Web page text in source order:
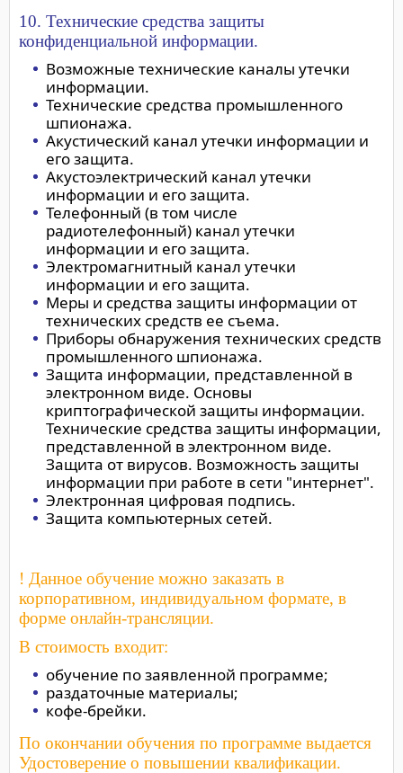
10. Технические средства защиты
конфиденциальной информации.
Возможные технические каналы утечки
информации.
Технические средства промышленного
шпионажа.
Акустический канал утечки информации и
его защита.
Акустоэлектрический канал утечки
информации и его защита.
Телефонный (в том числе
радиотелефонный) канал утечки
информации и его защита.
Электромагнитный канал утечки
информации и его защита.
Меры и средства защиты информации от
технических средств ее съема.
Приборы обнаружения технических средств
промышленного шпионажа.
Защита информации, представленной в
электронном виде. Основы
криптографической защиты информации.
Технические средства защиты информации,
представленной в электронном виде.
Защита от вирусов. Возможность защиты
информации при работе в сети "интернет".
Электронная цифровая подпись.
Защита компьютерных сетей.
! Данное обучение можно заказать в
корпоративном, индивидуальном формате, в
форме онлайн-трансляции.
В стоимость входит:
обучение по заявленной программе;
раздаточные материалы;
кофе-брейки.
По окончании обучения по программе выдается
Удостоверение о повышении квалификации.